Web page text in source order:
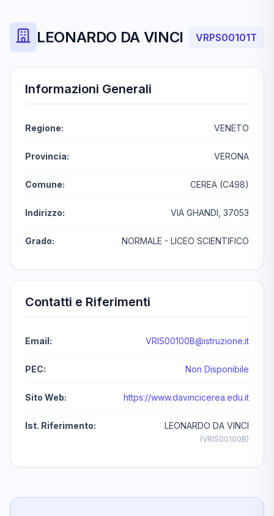
LEONARDO DA VINCI VRPS00101T
Informazioni Generali
Regione: VENETO
Provincia: VERONA
Comune: CEREA (C498)
Indirizzo: VIA GHANDI, 37053
Grado: NORMALE - LICEO SCIENTIFICO
Contatti e Riferimenti
Email: VRIS00100B@istruzione.it
PEC: Non Disponibile
Sito Web: https://www.davincicerea.edu.it
Ist. Riferimento: LEONARDO DA VINCI
(VRIS00100B)